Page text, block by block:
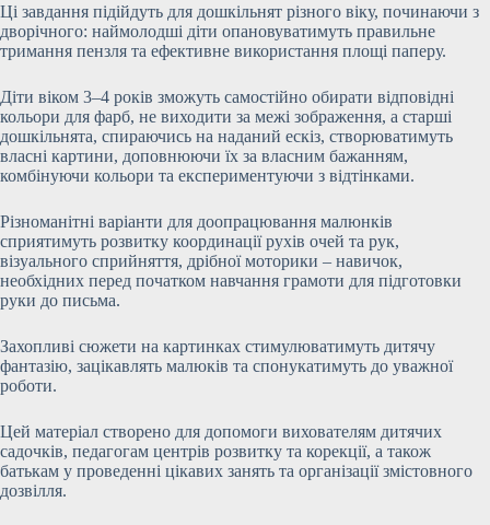
Ці завдання підійдуть для дошкільнят різного віку, починаючи з
дворічного: наймолодші діти опановуватимуть правильне
тримання пензля та ефективне використання площі паперу.
Діти віком 3–4 років зможуть самостійно обирати відповідні
кольори для фарб, не виходити за межі зображення, а старші
дошкільнята, спираючись на наданий ескіз, створюватимуть
власні картини, доповнюючи їх за власним бажанням,
комбінуючи кольори та експериментуючи з відтінками.
Різноманітні варіанти для доопрацювання малюнків
сприятимуть розвитку координації рухів очей та рук,
візуального сприйняття, дрібної моторики – навичок,
необхідних перед початком навчання грамоти для підготовки
руки до письма.
Захопливі сюжети на картинках стимулюватимуть дитячу
фантазію, зацікавлять малюків та спонукатимуть до уважної
роботи.
Цей матеріал створено для допомоги вихователям дитячих
садочків, педагогам центрів розвитку та корекції, а також
батькам у проведенні цікавих занять та організації змістовного
дозвілля.